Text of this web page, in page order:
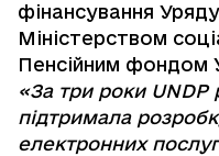
фінансування
Міністерством
Пенсійним фондом
«За три роки UNDP
підтримала
електронних